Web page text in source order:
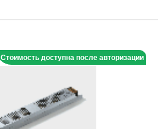
Стоимость доступна после авторизации